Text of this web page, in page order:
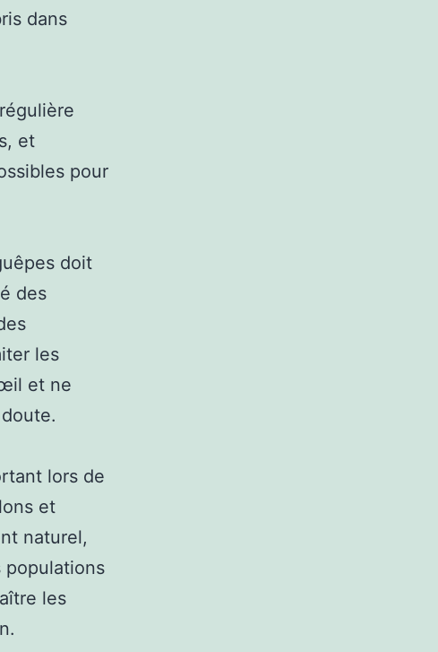
dans
et
pour
doit
des
les
et ne
lors de
et
naturel,
populations
les